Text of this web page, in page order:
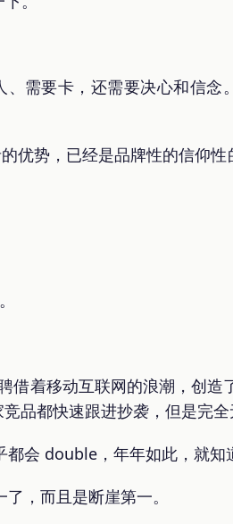
、需要卡，还需要决心和信
优势，已经是品牌性的信仰
借着移动互联网的浪潮，创造
品都快速跟进抄袭，但是完
会 double，年年如此，就知
，而且是断崖第一。